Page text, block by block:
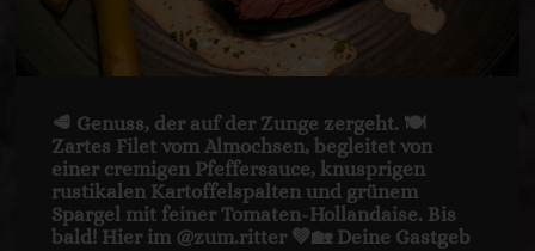
🥩 Genuss, der auf der Zunge zergeht. 🍽️
Zartes Filet vom Almochsen, begleitet von
einer cremigen Pfeffersauce, knusprigen
rustikalen Kartoffelspalten und grünem
Spargel mit feiner Tomaten-Hollandaise. Bis
bald! Hier im @zum.ritter 💚🏡 Deine Gastgeb